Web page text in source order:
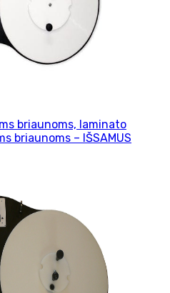
briaunoms, laminato
briaunoms – IŠSAMUS